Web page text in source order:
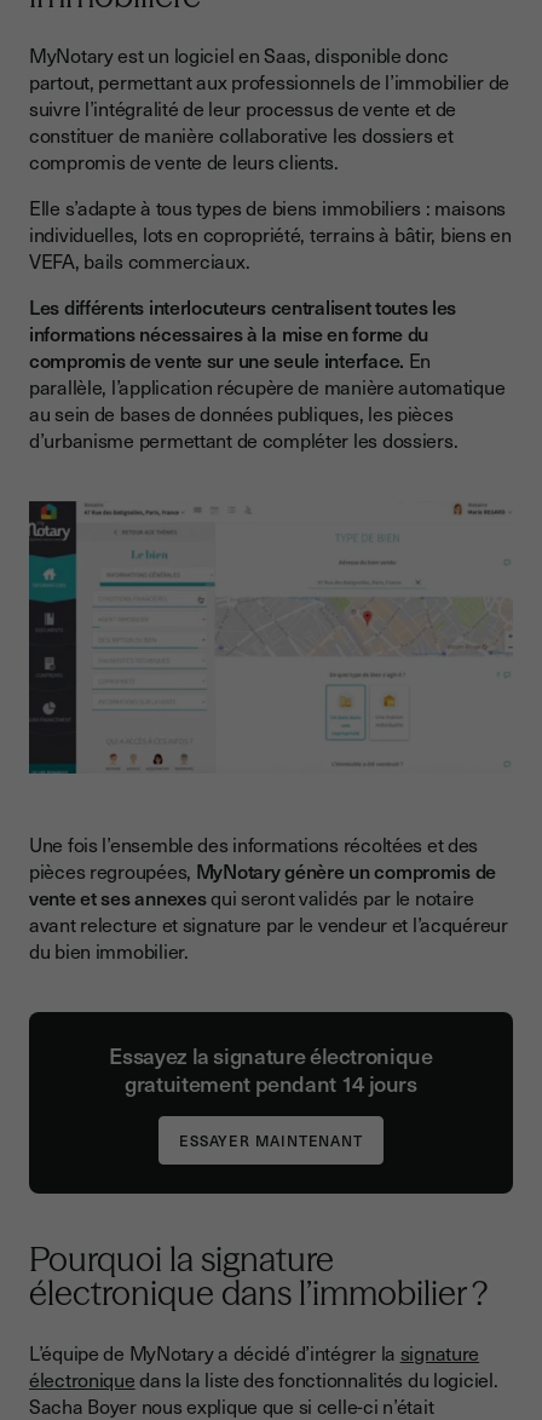
MyNotary est un logiciel en Saas, disponible donc
partout, permettant aux professionnels de l’immobilier de
suivre l’intégralité de leur processus de vente et de
constituer de manière collaborative les dossiers et
compromis de vente de leurs clients.
Elle s’adapte à tous types de biens immobiliers : maisons
individuelles, lots en copropriété, terrains à bâtir, biens en
VEFA, bails commerciaux.
Les différents interlocuteurs centralisent toutes les
informations nécessaires à la mise en forme du
compromis de vente sur une seule interface. En
parallèle, l’application récupère de manière automatique
au sein de bases de données publiques, les pièces
d’urbanisme permettant de compléter les dossiers.
Une fois l’ensemble des informations récoltées et des
pièces regroupées, MyNotary génère un compromis de
vente et ses annexesqui seront validés par le notaire
avant relecture et signature par le vendeur et l’acquéreur
du bien immobilier.
Essayez la signature électronique
gratuitement pendant 14 jours
Pourquoi la signature
électronique dans l’immobilier ?
L’équipe de MyNotary a décidé d’intégrer la signature
électroniquedans la liste des fonctionnalités du logiciel.
Sacha Boyer nous explique que si celle-ci n’était